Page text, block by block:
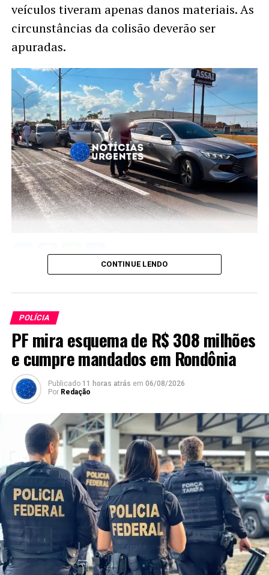
veículos tiveram apenas danos materiais. As
circunstâncias da colisão deverão ser
apuradas.
Twitter
Facebook
WhatsApp
Share
CONTINUE LENDO
POLÍCIA
PF mira esquema de R$ 308 milhões
e cumpre mandados em Rondônia
Publicado 11 horas atrás em 06/08/2026
Por Redação